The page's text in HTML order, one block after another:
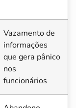
Vazamento de
informações
que gera pânico
nos
funcionários